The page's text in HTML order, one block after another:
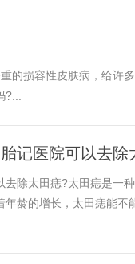
的损容性皮肤病，给许
记医院可以去除
除太田痣?太田痣是一
龄的增长，太田痣能不